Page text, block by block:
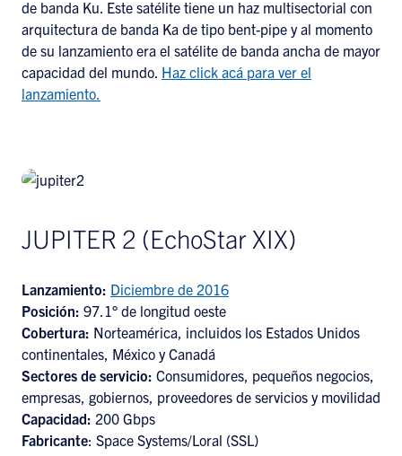
de banda Ku. Este satélite tiene un haz multisectorial con
arquitectura de banda Ka de tipo bent-pipe y al momento
de su lanzamiento era el satélite de banda ancha de mayor
capacidad del mundo. Haz click acá para ver el
lanzamiento.
JUPITER 2 (EchoStar XIX)
Lanzamiento: Diciembre de 2016
Posición: 97.1° de longitud oeste
Cobertura: Norteamérica, incluidos los Estados Unidos
continentales, México y Canadá
Sectores de servicio: Consumidores, pequeños negocios,
empresas, gobiernos, proveedores de servicios y movilidad
Capacidad: 200 Gbps
Fabricante: Space Systems/Loral (SSL)